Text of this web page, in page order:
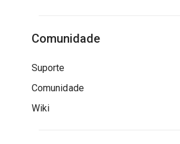
Comunidade
Suporte
Comunidade
Wiki